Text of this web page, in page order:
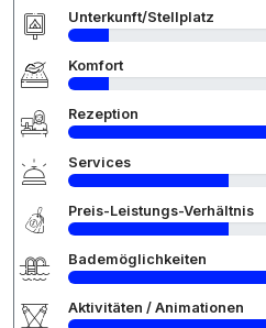
Unterkunft/Stellplatz
Komfort
Rezeption
Services
Preis-Leistungs-Verhältnis
Bademöglichkeiten
Aktivitäten / Animationen